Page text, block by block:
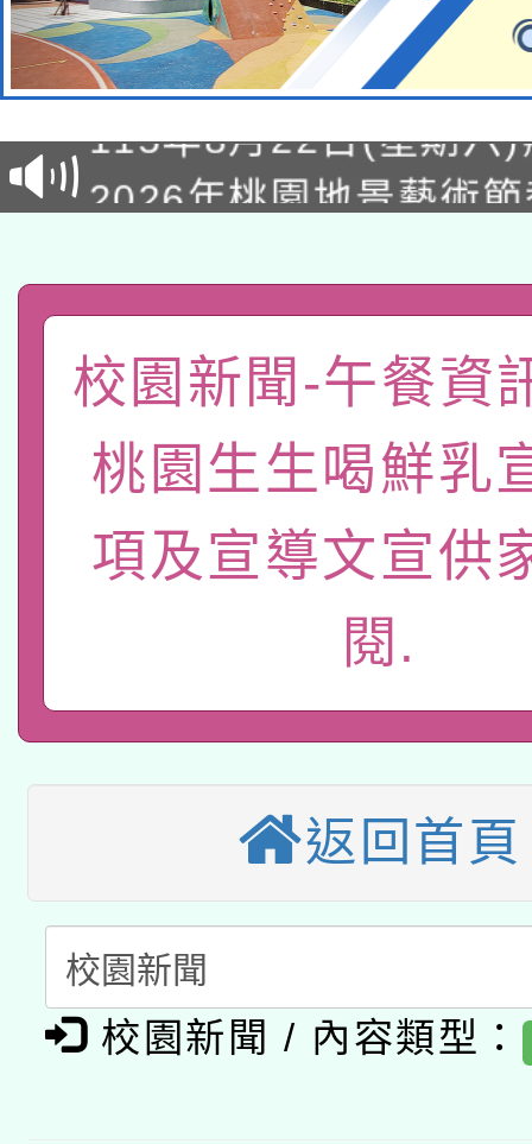
轉知經濟部水利署委託
用水績優單位及節水達
桃園市孔廟祈福系列
2026年桃園地景藝術
關事宜
轉知教育部國民及學前
國立臺灣師範大學辦理
年度健康促進學校輔導
業成長研習」實施計畫
函轉國家教育研究院中
族教育國際趨勢與發展
轉知教育部國民及學前
新北市政府教育局辦理
師專業成長研習實施計
方素養工作坊新北場」
函轉國立臺灣師範大學
族語言臺北學習中心
「族語學習班」招生簡
轉知有關國立成功大學
教育部國民及學前教
年度COVID-19疫苗接
接種之民眾」措施，延
月28日止
轉知經濟部水利署委託
業技術研究院辦理「
用水績優單位及節水達
115年8月22日(星期六
桃園市孔廟祈福系列
開 智慧啟航」
2026年桃園地景藝術
「2026桃園藝術巡演
關事宜
轉知教育部國民及學前
國立臺灣師範大學辦理
年度健康促進學校輔導
函轉國家教育研究院中
原住民族教育政策研討
轉知教育部國民及學前
新北市政府教育局辦
函轉國立臺灣師範大學
校園新聞-午餐資
桃園生生喝鮮乳
項及宣導文宣供
閱.
返回首頁
校園新聞 / 內容類型：